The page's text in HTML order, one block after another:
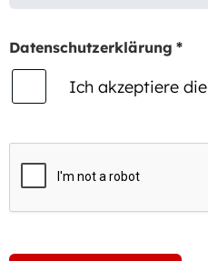
Datenschutzerklärung *
Ich akzeptiere die